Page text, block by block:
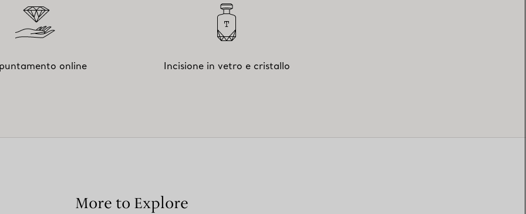
online Incisione in vetro e cristallo
More to Explore